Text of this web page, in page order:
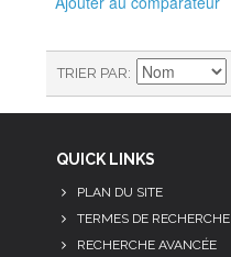
TRIER PAR
QUICK LINKS
PLAN DU SITE
TERMES DE RECHERCHE
RECHERCHE AVANCÉE